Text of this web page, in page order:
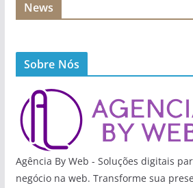
News
Sobre Nós
Agência By Web - Soluções digitais
negócio na web. Transforme sua